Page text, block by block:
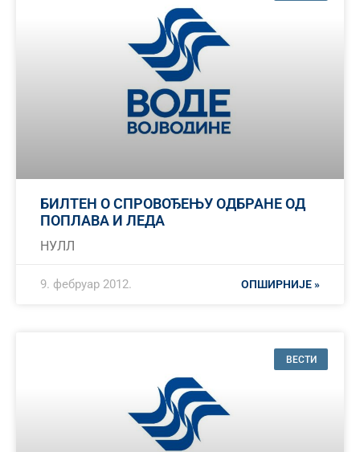
БИЛТЕН О СПРОВОЂЕЊУ ОДБРАНЕ ОД
ПОПЛАВА И ЛЕДА
НУЛЛ
ОПШИРНИЈЕ »
9. фебруар 2012.
ВЕСТИ